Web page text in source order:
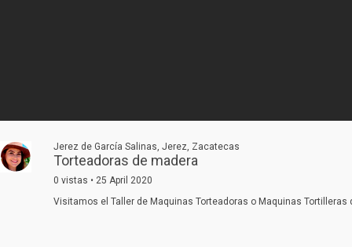
Jerez de García Salinas, Jerez, Zacatecas
Torteadoras de madera
0 vistas • 25 April 2020
Visitamos el Taller de Maquinas Torteadoras o Maquinas